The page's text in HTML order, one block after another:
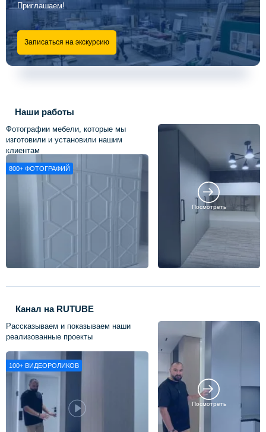
Приглашаем!
Записаться на экскурсию
Наши работы
Фотографии мебели, которые мы
изготовили и установили нашим
клиентам
800+ ФОТОГРАФИЙ
Посмотреть
Канал на RUTUBE
Рассказываем и показываем наши
реализованные проекты
100+ ВИДЕОРОЛИКОВ
Посмотреть